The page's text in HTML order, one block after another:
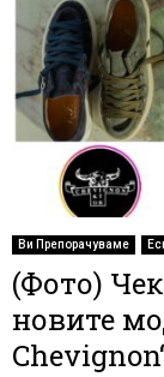
Ви Препорачуваме
(Фото)
новите